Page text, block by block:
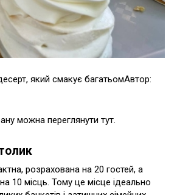
який смакує багатьомАвтор:
можна переглянути тут.
розрахована на 20 гостей, а
10 місць. Тому це місце ідеально